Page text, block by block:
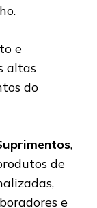
e
altas
do
,
de
e